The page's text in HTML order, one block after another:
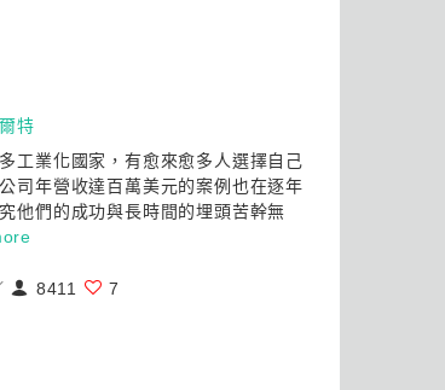
特
工業化國家，有愈來愈多人選擇自己
司年營收達百萬美元的案例也在逐年
他們的成功與長時間的埋頭苦幹無
8411 7